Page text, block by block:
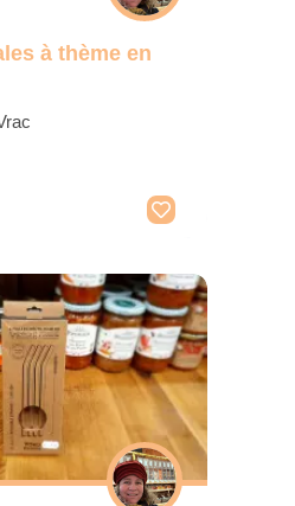
à thème en